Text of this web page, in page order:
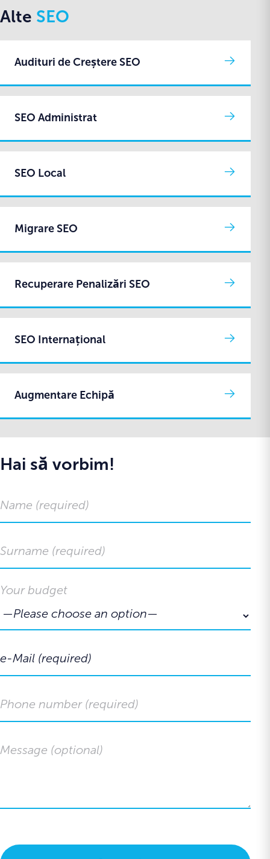
Alte SEO
Audituri de Creștere SEO
SEO Administrat
SEO Local
Migrare SEO
Recuperare Penalizări SEO
SEO Internațional
Augmentare Echipă
Hai să vorbim!
Your budget